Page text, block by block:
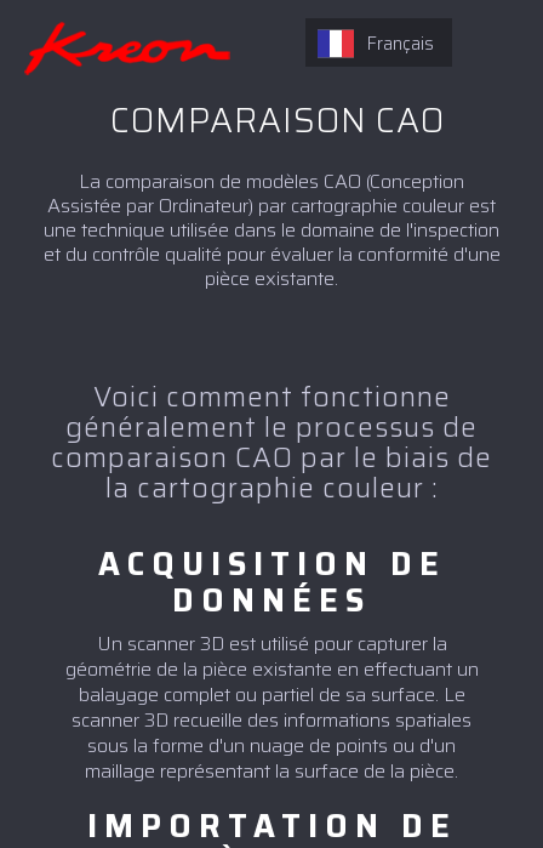
COMPARAISON CAO
La comparaison de modèles CAO (Conception
Assistée par Ordinateur) par cartographie couleur est
une technique utilisée dans le domaine de l'inspection
et du contrôle qualité pour évaluer la conformité d'une
pièce existante.
Voici comment fonctionne
généralement le processus de
comparaison CAO par le biais de
la cartographie couleur :
ACQUISITION DE
DONNÉES
Un scanner 3D est utilisé pour capturer la
géométrie de la pièce existante en effectuant un
balayage complet ou partiel de sa surface. Le
scanner 3D recueille des informations spatiales
sous la forme d'un nuage de points ou d'un
maillage représentant la surface de la pièce.
IMPORTATION DE
Français